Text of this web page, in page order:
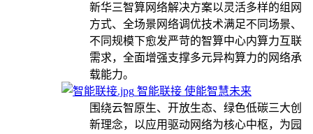
新华三智算网络解决方案以灵活多样的组网
方式、全场景网络调优技术满足不同场景、
不同规模下愈发严苛的智算中心内算力互联
需求，全面增强支撑多元异构算力的网络承
载能力。
智能联接 使能智慧未来
围绕云智原生、开放生态、绿色低碳三大创
新理念，以应用驱动网络为核心中枢，为园